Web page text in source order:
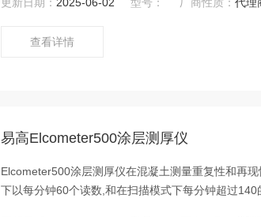
查看详情
易高Elcometer500涂层测厚仪
Elcometer500涂层测厚仪在混凝土测量重复性和再
下以每分钟60个读数,和在扫描模式下每分钟超过